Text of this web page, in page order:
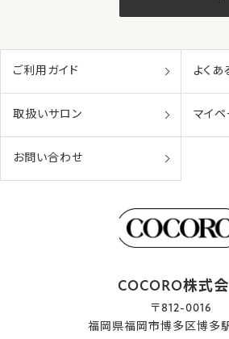
ご利用ガイド よくあ
取扱いサロン マイ
お問い合わせ
COCORO株式
〒812-0016
福岡県福岡市博多区博多